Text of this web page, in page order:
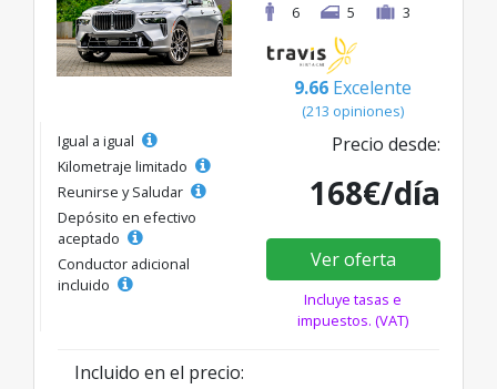
6
5 3
9.66 Excelente
(213 opiniones)
Igual a igual
Kilometraje limitado
Reunirse y Saludar
Depósito en efectivo
aceptado
Conductor adicional
incluido
Precio desde:
168€/día
Ver oferta
Incluye tasas e
impuestos. (VAT)
Incluido en el precio: